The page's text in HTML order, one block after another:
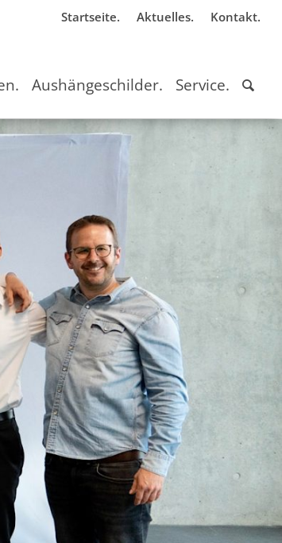
Startseite. Aktuelles. Kontakt.
Aushängeschilder. Service.